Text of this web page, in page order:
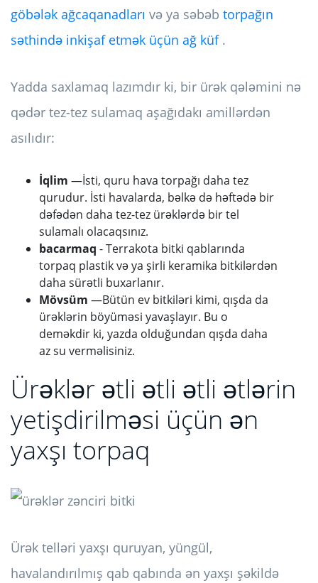
göbələk ağcaqanadları və ya səbəb torpağın
səthində inkişaf etmək üçün ağ küf.
Yadda saxlamaq lazımdır ki, bir ürək qələmini nə
qədər tez-tez sulamaq aşağıdakı amillərdən
asılıdır:
İqlim —İsti, quru hava torpağı daha tez
qurudur. İsti havalarda, bəlkə də həftədə bir
dəfədən daha tez-tez ürəklərdə bir tel
sulamalı olacaqsınız.
bacarmaq - Terrakota bitki qablarında
torpaq plastik və ya şirli keramika bitkilərdən
daha sürətli buxarlanır.
Mövsüm —Bütün ev bitkiləri kimi, qışda da
ürəklərin böyüməsi yavaşlayır. Bu o
deməkdir ki, yazda olduğundan qışda daha
az su verməlisiniz.
Ürəklər ətli ətli ətli ətlərin
yetişdirilməsi üçün ən
yaxşı torpaq
Ürək telləri yaxşı quruyan, yüngül,
havalandırılmış qab qabında ən yaxşı şəkildə